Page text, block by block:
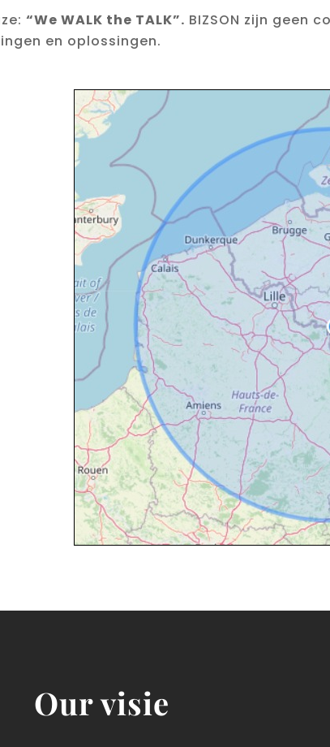
“We WALK the TALK”. BIZSON zijn geen
en oplossingen.
Our visie